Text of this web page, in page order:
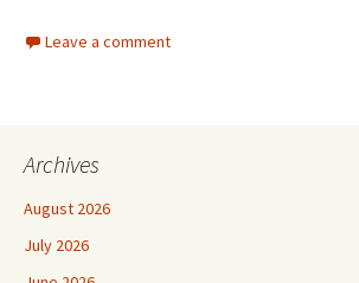
Leave a comment
Archives
August 2026
July 2026